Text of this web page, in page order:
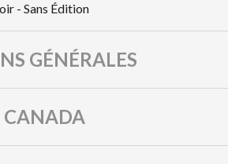
- Sans Édition
GÉNÉRALES
CANADA